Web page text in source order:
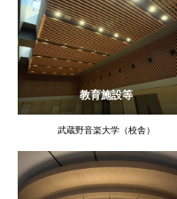
教育施設等
武蔵野音楽大学（校舎）